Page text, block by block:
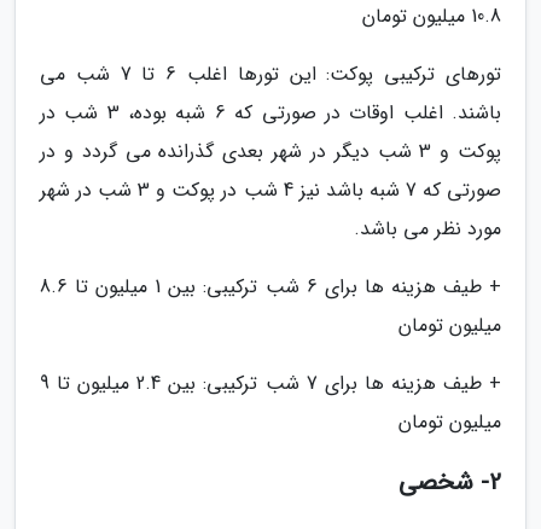
10.8 میلیون تومان
تورهای ترکیبی پوکت: این تورها اغلب 6 تا 7 شب می
باشند. اغلب اوقات در صورتی که 6 شبه بوده، 3 شب در
پوکت و 3 شب دیگر در شهر بعدی گذرانده می گردد و در
صورتی که 7 شبه باشد نیز 4 شب در پوکت و 3 شب در شهر
مورد نظر می باشد.
+ طیف هزینه ها برای 6 شب ترکیبی: بین 1 میلیون تا 8.6
میلیون تومان
+ طیف هزینه ها برای 7 شب ترکیبی: بین 2.4 میلیون تا 9
میلیون تومان
2- شخصی